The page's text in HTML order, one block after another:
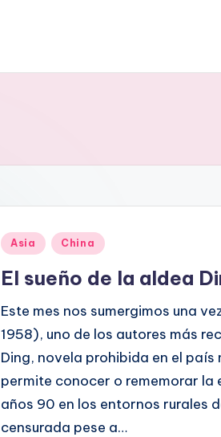
Publicado
Asia China
El sueño de la aldea
Este mes nos sumergimos una
1958), uno de los autores más
Ding, novela prohibida en el
permite conocer o rememorar la
años 90 en los entornos rurales
censurada pese a…